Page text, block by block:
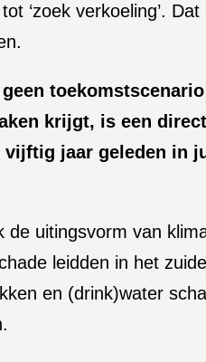
‘zoek verkoeling’.
krijgt, is een
vijftig jaar geleden in
de uitingsvorm van
leidden in het
en (drink)water